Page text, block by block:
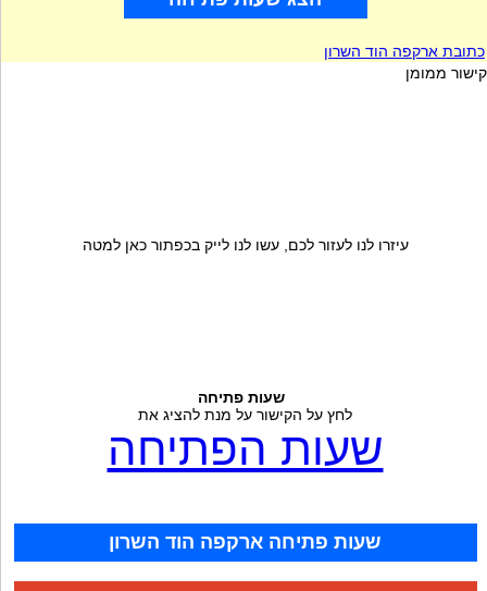
כתובת ארקפה הוד השרון
קישור ממומן
עיזרו לנו לעזור לכם, עשו לנו לייק בכפתור כאן למטה
שעות פתיחה
לחץ על הקישור על מנת להציג את
שעות הפתיחה
שעות פתיחה ארקפה הוד השרון